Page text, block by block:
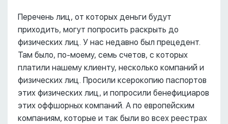
Перечень лиц, от которых деньги будут
приходить, могут попросить раскрыть до
физических лиц. У нас недавно был прецедент.
Там было, по-моему, семь счетов, с которых
платили нашему клиенту, несколько компаний и
физических лиц. Просили ксерокопию паспортов
этих физических лиц, и попросили бенефициаров
этих оффшорных компаний. А по европейским
компаниям, которые и так были во всех реестрах